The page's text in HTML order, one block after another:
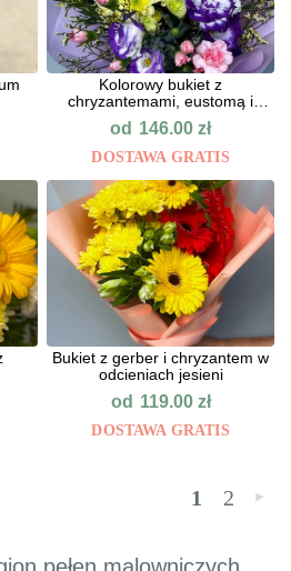
Kolorowy bukiet z
chryzantemami, eustomą i
goździkam
od 146.00zł
DOSTAWA GRATIS
Bukiet z gerber i chryzantem w
odcieniach jesieni
od 119.00 zł
DOSTAWA GRATIS
1 2 »